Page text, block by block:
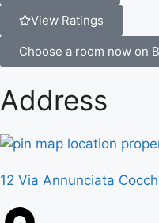
View Ratings
Choose a room now on
Address
12 Via Annunciata